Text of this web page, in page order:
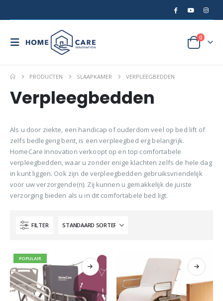
0
PRODUCTEN SLAAPKAMER VERPLEEGBEDDEN
Verpleegbedden
Als u door ziekte, een handicap of ouderdom veel op bed lift of
zelfs bedlegerig bent, is een verpleegbed erg belangrijk.
HomeCare Innovation verkoopt op en top comfortabele
verpleegbedden, waar u zonder enige klachten zelfs de hele dag
in kunt liggen. Ook zijn de verpleegbedden gebruiksvriendelijk
voor uw verzorgende(n). Zij kunnen u gemakkelijk de juiste
verzorging bieden als u in dit comfortabele bed ligt.
FILTER
POPULAIR